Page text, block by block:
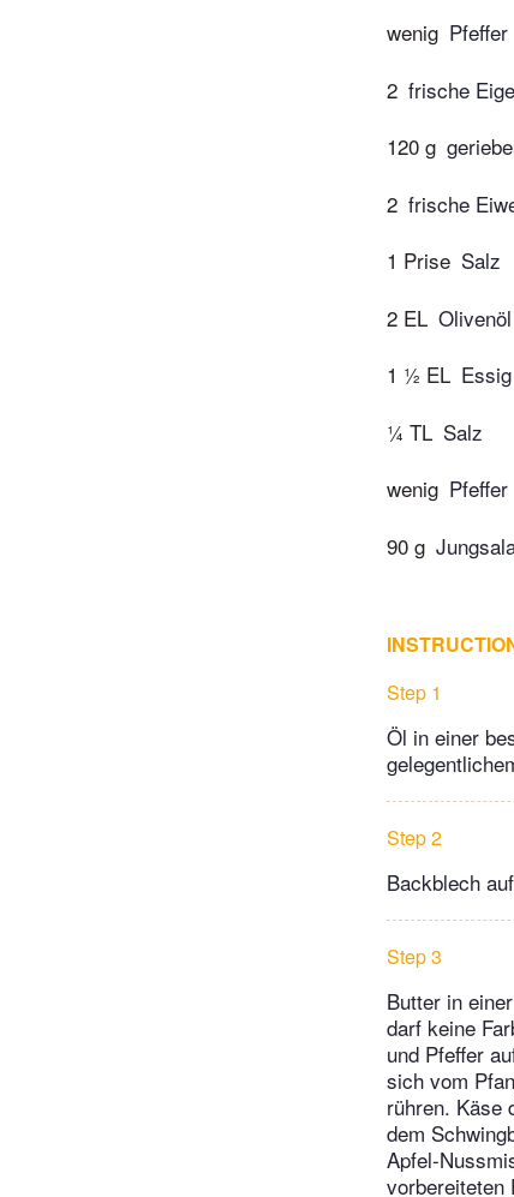
wenig Pfeffer
2 frische
120 g
2 frische
1 Prise Salz
2 EL Olivenöl
1 ½ EL Essig
¼ TL Salz
wenig Pfeffer
90 g
Step 1
Öl in einer
Step 2
Backblech
Step 3
Butter in
darf keine
und Pfeffer
sich vom
rühren. Käse
dem
Apfel-
vorbereiteten